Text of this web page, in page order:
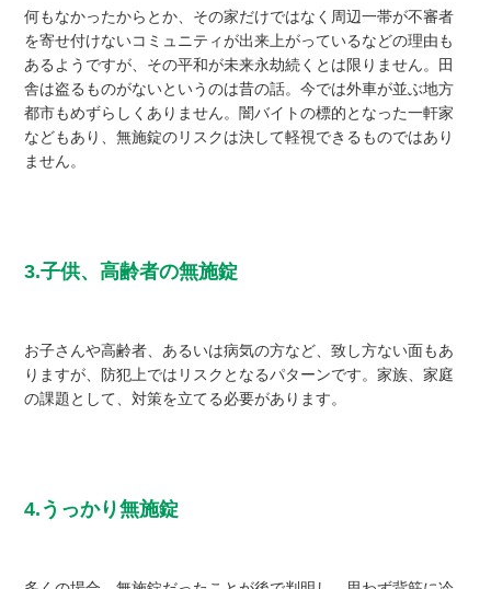
何もなかったからとか、その家だけではなく周辺一帯が不審者
を寄せ付けないコミュニティが出来上がっているなどの理由も
あるようですが、その平和が未来永劫続くとは限りません。田
舎は盗るものがないというのは昔の話。今では外車が並ぶ地方
都市もめずらしくありません。闇バイトの標的となった一軒家
などもあり、無施錠のリスクは決して軽視できるものではあり
ません。
3.子供、高齢者の無施錠
お子さんや高齢者、あるいは病気の方など、致し方ない面もあ
りますが、防犯上ではリスクとなるパターンです。家族、家庭
の課題として、対策を立てる必要があります。
4.うっかり無施錠